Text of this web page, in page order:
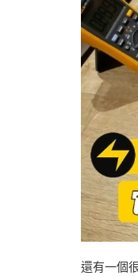
還有一個